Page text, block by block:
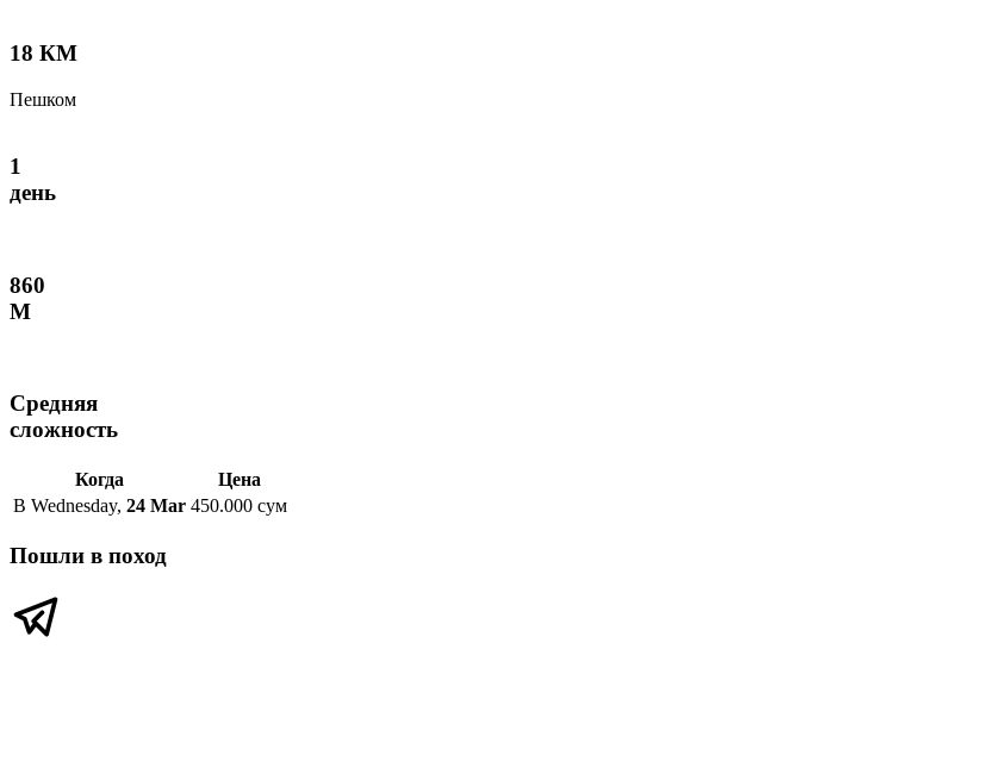
18 КМ
Пешком
1
день
860
М
Средняя
сложность
Когда
Цена
В Wednesday, 24 Mar 450.000 сум
Пошли в поход